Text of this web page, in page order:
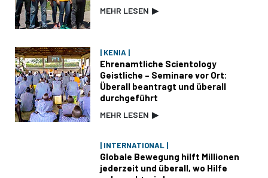
MEHR LESEN ▶
| KENIA |
Ehrenamtliche Scientology
Geistliche – Seminare vor Ort:
Überall beantragt und überall
durchgeführt
MEHR LESEN ▶
| INTERNATIONAL |
Globale Bewegung hilft Millionen
jederzeit und überall, wo Hilfe